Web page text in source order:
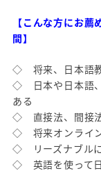
【こんな方にお
間】
◇ 将来、日本語
◇ 日本や日本語、
ある
◇ 直接法、間接
◇ 将来オンライン
◇ リーズナブル
◇ 英語を使って日